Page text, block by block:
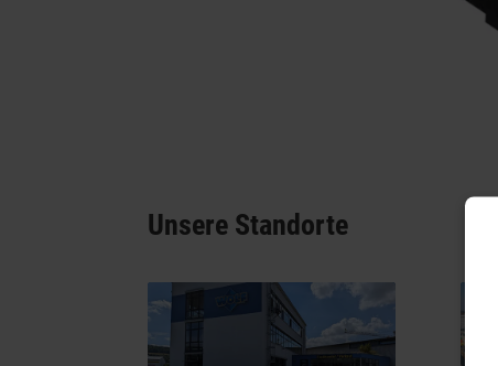
Unsere Standorte